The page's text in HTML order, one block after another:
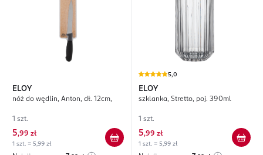
ELOY
nóż do wędlin, Anton, dł. 12cm,
1 szt.
5,99 zł
1 szt. = 5,99 zł
5,0
ELOY
szklanka, Stretto, poj. 390ml
1 szt.
5,99 zł
1 szt. = 5,99 zł